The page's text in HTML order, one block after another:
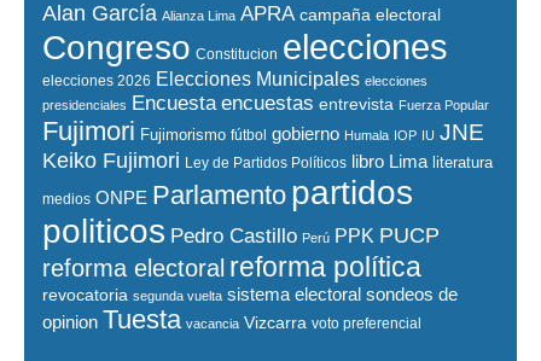
Alan García Alianza Lima APRA campaña electoral
Congreso Constitucion elecciones
elecciones 2026 Elecciones Municipales elecciones
presidenciales
Encuesta encuestas entrevista Fuerza Popular
Fujimori Fujimorismo fútbol gobierno Humala IOP IU JNE
Keiko Fujimori Ley de Partidos Políticos libro Lima literatura
medios ONPE Parlamento partidos
politicos Pedro Castillo Perú PPK PUCP
reforma electoral reforma política
revocatoria segunda vuelta sistema electoral sondeos de
opinion Tuesta vacancia Vizcarra voto preferencial